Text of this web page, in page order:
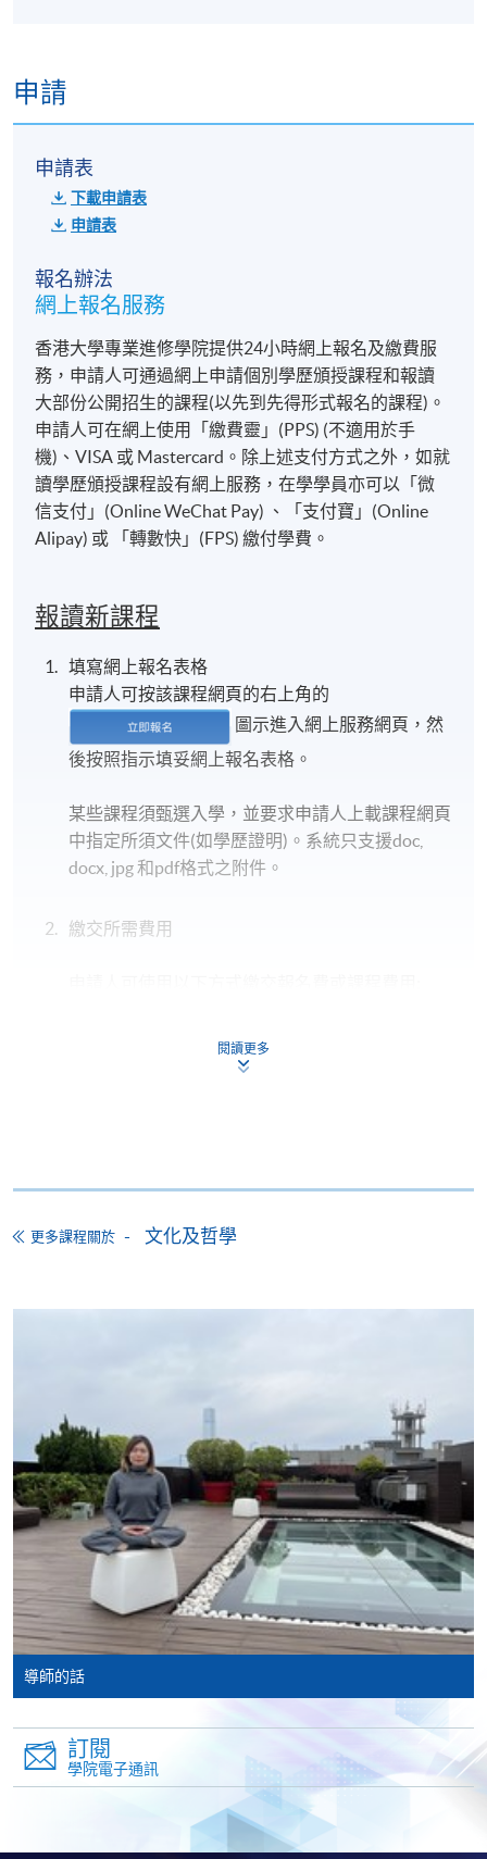
申請
申請表
下載申請表
申請表
報名辦法
網上報名服務
香港大學專業進修學院提供24小時網上報名及繳費服
務，申請人可通過網上申請個別學歷頒授課程和報讀
大部份公開招生的課程(以先到先得形式報名的課程)。
申請人可在網上使用「繳費靈」(PPS) (不適用於手
機)、VISA 或 Mastercard。除上述支付方式之外，如就
讀學歷頒授課程設有網上服務，在學學員亦可以「微
信支付」(Online WeChat Pay) 、「支付寶」(Online
Alipay) 或 「轉數快」(FPS) 繳付學費。
報讀新課程
填寫網上報名表格
申請人可按該課程網頁的右上角的
圖示進入網上服務網頁，然
後按照指示填妥網上報名表格。
某些課程須甄選入學，並要求申請人上載課程網頁
中指定所須文件(如學歷證明)。系統只支援doc,
docx, jpg 和pdf格式之附件。
繳交所需費用
- 申請人須先開立繳費靈戶口及設
定繳費靈網上密碼。有關如何申請繳費靈戶口及密
學中心作付款安排。
-短期課程
-個別學歷頒授課程
報讀同一學歷頒授課程內其他單元
個別課程為須報讀同一學歷頒授課程及其他單元或繳
交下期學費的學員，提供網上服務，如學員就讀的課
程設有此服務，課程負責人會通知學員有關程序。
網上支付可通過「繳費靈」(PPS) (不適用於手機)、
VISA 或 Mastercard、「微信支付」(Online WeChat
Pay) 、「支付寶」(Online Alipay) 或 「轉數快」(FPS)
閱讀更多
更多課程關於 文化及哲學
導師的話
訂閱
學院電子通訊